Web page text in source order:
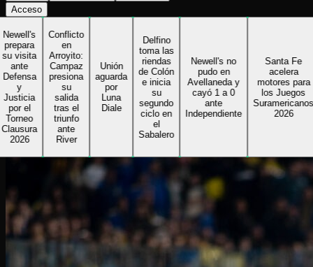
Acceso
el
Conflicto
Arroyito:
Campaz
presiona
salida
tras el
triunfo
ante
River
Unión
aguarda
Luna
Diale
Delfino
toma las
riendas
de Colón
e inicia
segundo
ciclo en
Sabalero
Newell's no
pudo en
Avellaneda y
cayó 1 a 0
ante
Independiente
Santa Fe
acelera
motores para
los Juegos
Suramericanos
2026